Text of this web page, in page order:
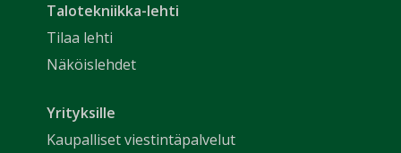
Talotekniikka-lehti
Tilaa lehti
Näköislehdet
Yrityksille
Kaupalliset viestintäpalvelut